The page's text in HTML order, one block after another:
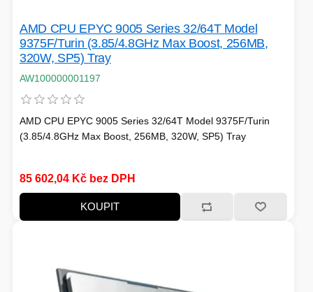
AMD CPU EPYC 9005 Series 32/64T Model
9375F/Turin (3.85/4.8GHz Max Boost, 256MB,
320W, SP5) Tray
AW100000001197
AMD CPU EPYC 9005 Series 32/64T Model 9375F/Turin
(3.85/4.8GHz Max Boost, 256MB, 320W, SP5) Tray
85 602,04 Kč bez DPH
KOUPIT